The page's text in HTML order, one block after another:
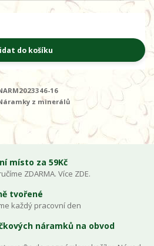
do košíku
16
z minerálů
místo za 59Kč
ZDARMA. Více ZDE.
tvořené
každý pracovní den
náramků na obvod